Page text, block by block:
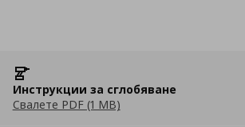
Инструкции за сглобяване
Свалете PDF (1 MB)